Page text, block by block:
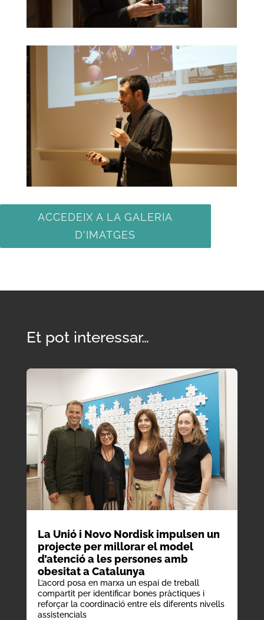
ACCEDEIX A LA GALERIA
D'IMATGES
Et pot interessar…
La Unió i Novo Nordisk impulsen un
projecte per millorar el model
d’atenció a les persones amb
obesitat a Catalunya
L’acord posa en marxa un espai de treball
compartit per identificar bones pràctiques i
reforçar la coordinació entre els diferents nivells
assistencials